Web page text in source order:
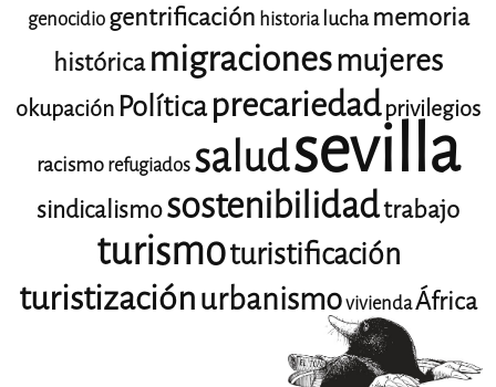
genocidiogentrificación historialucha memoria
histórica migracionesmujeres
okupaciónPolíticaprecariedadprivilegios
racismorefugiadossaludsevilla
sindicalismosostenibilidadtrabajo
turismoturistificación
turistizaciónurbanismoviviendaÁfrica